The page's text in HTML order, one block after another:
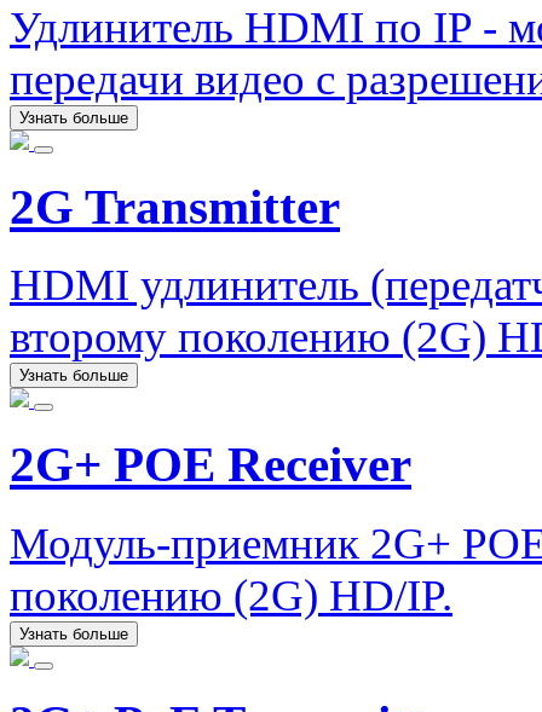
Удлинитель HDMI по IP -
передачи видео с
Узнать больше
2G Transmitter
HDMI удлинитель
второму поколению (2G)
Узнать больше
2G+ POE Receiver
Модуль-приемник 2G+
поколению (2G) HD/IP.
Узнать больше